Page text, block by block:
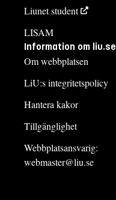
Liunet student
LISAM
Information om liu.se
Om webbplatsen
LiU:s integritetspolicy
Hantera kakor
Tillgänglighet
Webbplatsansvarig:
webmaster@liu.se